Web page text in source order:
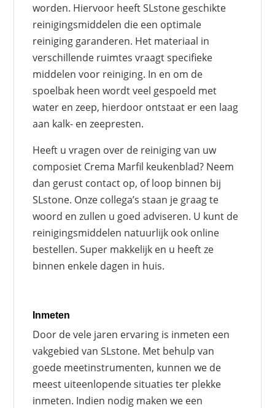
worden. Hiervoor heeft SLstone geschikte
reinigingsmiddelen die een optimale
reiniging garanderen. Het materiaal in
verschillende ruimtes vraagt specifieke
middelen voor reiniging. In en om de
spoelbak heen wordt veel gespoeld met
water en zeep, hierdoor ontstaat er een laag
aan kalk- en zeepresten.
Heeft u vragen over de reiniging van uw
composiet Crema Marfil keukenblad? Neem
dan gerust contact op, of loop binnen bij
SLstone. Onze collega’s staan je graag te
woord en zullen u goed adviseren. U kunt de
reinigingsmiddelen natuurlijk ook online
bestellen. Super makkelijk en u heeft ze
binnen enkele dagen in huis.
Inmeten
Door de vele jaren ervaring is inmeten een
vakgebied van SLstone. Met behulp van
goede meetinstrumenten, kunnen we de
meest uiteenlopende situaties ter plekke
inmeten. Indien nodig maken we een